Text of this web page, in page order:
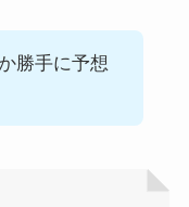
勝手に予想